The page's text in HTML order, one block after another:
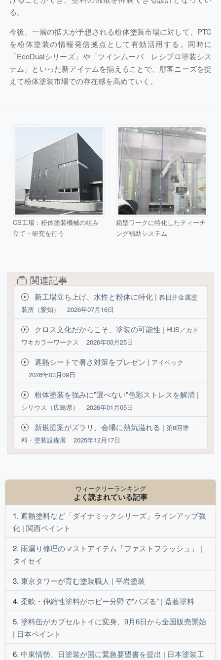
る。
今後、一層の拡大が予想される粉体塗装市場に対して、PTC
を粉体塗装の情報発信拠点として有効活用する。同時に
「EcoDualシリーズ」や「ツインムーバ レシプロ塗装シス
テム」といった新アイテムを揃えることで、顧客ニーズを捉
えて粉体塗装市場での存在感を高めていく。
CS工場：粉体塗装機械の組み
立て・研究を行う
箱型ワークに特化したティーチ
ング補助システム
関連記事
新工場立ち上げ、水性と粉体に特化 | 春日井金属塗
装所（愛知）
2026年07月16日
クロス文化だからこそ、塗装の可能性 | HUS／カド
ワキカラーワークス
2026年03月25日
遮熱シートで暑さ対策をプレゼン | アイベック
2026年03月09日
粉体塗装を強みに"選べない"色彩ストレスを解消 |
シリウス（広島県） 2026年01月05日
新規提案がズラリ、会場に熱気溢れる | 第8回塗
料・塗装設備展
2025年12月17日
ウィークリーランキング
よく読まれている記事
遮熱塗料など「ダイナミックシリーズ」ラインアップ強
化 | 関西ペイント
雨漏り修理のマストアイテム「ファストフラッシュ」 |
タイセイ
東京タワーが育む塗装職人 | 平岩塗装
柔軟・伸縮性塗料がホビー分野で"バズる" | 斎藤塗料
塗料缶がカプセルトイに変身、9月6日から全国販売開始
| 日本ペイント
中東情勢、日塗装が国に緊急要望書を提出 | 日本塗装工